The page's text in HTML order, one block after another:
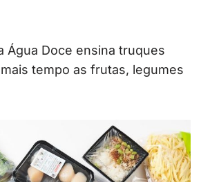
Água Doce ensina truques
tempo as frutas, legumes